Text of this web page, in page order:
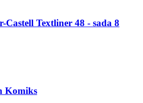
Castell Textliner 48 - sada 8
Komiks